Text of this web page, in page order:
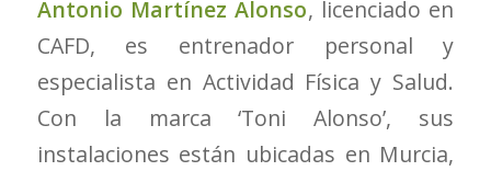
Antonio Martínez Alonso, licenciado en
CAFD, es entrenador personal y
especialista en Actividad Física y Salud.
Con la marca ‘Toni Alonso’, sus
instalaciones están ubicadas en Murcia,